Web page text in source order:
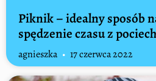
Piknik – idealny sposób
spędzenie czasu z
agnieszka 17 czerwca 2022